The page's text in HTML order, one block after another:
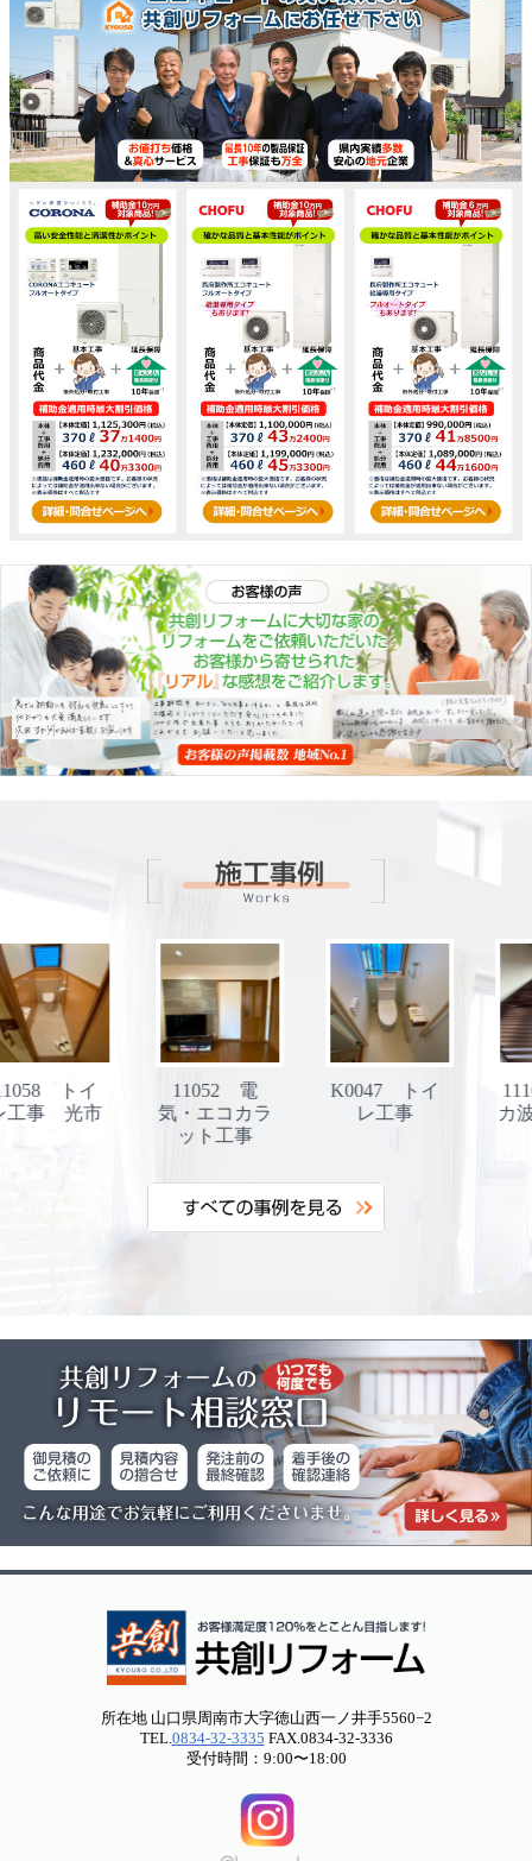
11052 電
気・エコカラ
K0047 トイ
レ工事
11106 ポリ
カ波板交換工
所在地 山口県周南市大字徳山西一ノ井手5560−2
TEL.0834-32-3335 FAX.0834-32-3336
受付時間：9:00〜18:00